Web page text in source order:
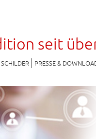
seit
PRESSE &